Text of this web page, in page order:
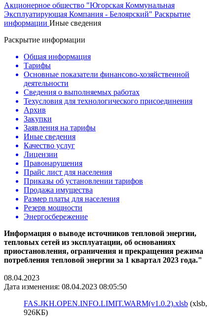
Акционерное общество "Югорская Коммунальная
Эксплуатирующая Компания - Белоярский" Раскрытие
информации Иные сведения
Раскрытие информации
Общая информация
Тарифы
Основные показатели финансово-хозяйственной
деятельности
Сведения о выполняемых работах
Техусловия для технологического присоединения
Архив
Закупки
Заявления на тарифы
Иные сведения
Качество услуг
Лицензии
Правонарушения
Прайс лист для населения
Приказы об установлении тарифов
Продажа имущества
Размер платы для населения
Резерв мощности
Энергосбережение
Информация о выводе источников тепловой энергии,
тепловых сетей из эксплуатации, об основаниях
приостановления, ограничения и прекращения режима
потребления тепловой энергии за 1 квартал 2023 года."
08.04.2023
Дата изменения: 08.04.2023 08:05:50
FAS.JKH.OPEN.INFO.LIMIT.WARM(v1.0.2).xlsb (xlsb,
926КБ)